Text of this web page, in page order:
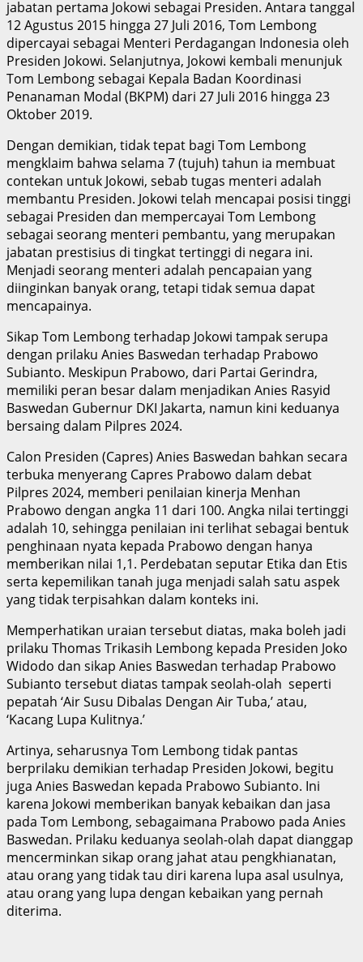
jabatan pertama Jokowi sebagai Presiden. Antara tanggal
12 Agustus 2015 hingga 27 Juli 2016, Tom Lembong
dipercayai sebagai Menteri Perdagangan Indonesia oleh
Presiden Jokowi. Selanjutnya, Jokowi kembali menunjuk
Tom Lembong sebagai Kepala Badan Koordinasi
Penanaman Modal (BKPM) dari 27 Juli 2016 hingga 23
Oktober 2019.
Dengan demikian, tidak tepat bagi Tom Lembong
mengklaim bahwa selama 7 (tujuh) tahun ia membuat
contekan untuk Jokowi, sebab tugas menteri adalah
membantu Presiden. Jokowi telah mencapai posisi tinggi
sebagai Presiden dan mempercayai Tom Lembong
sebagai seorang menteri pembantu, yang merupakan
jabatan prestisius di tingkat tertinggi di negara ini.
Menjadi seorang menteri adalah pencapaian yang
diinginkan banyak orang, tetapi tidak semua dapat
mencapainya.
Sikap Tom Lembong terhadap Jokowi tampak serupa
dengan prilaku Anies Baswedan terhadap Prabowo
Subianto. Meskipun Prabowo, dari Partai Gerindra,
memiliki peran besar dalam menjadikan Anies Rasyid
Baswedan Gubernur DKI Jakarta, namun kini keduanya
bersaing dalam Pilpres 2024.
Calon Presiden (Capres) Anies Baswedan bahkan secara
terbuka menyerang Capres Prabowo dalam debat
Pilpres 2024, memberi penilaian kinerja Menhan
Prabowo dengan angka 11 dari 100. Angka nilai tertinggi
adalah 10, sehingga penilaian ini terlihat sebagai bentuk
penghinaan nyata kepada Prabowo dengan hanya
memberikan nilai 1,1. Perdebatan seputar Etika dan Etis
serta kepemilikan tanah juga menjadi salah satu aspek
yang tidak terpisahkan dalam konteks ini.
Memperhatikan uraian tersebut diatas, maka boleh jadi
prilaku Thomas Trikasih Lembong kepada Presiden Joko
Widodo dan sikap Anies Baswedan terhadap Prabowo
Subianto tersebut diatas tampak seolah-olah seperti
pepatah ‘Air Susu Dibalas Dengan Air Tuba,’ atau,
‘Kacang Lupa Kulitnya.’
Artinya, seharusnya Tom Lembong tidak pantas
berprilaku demikian terhadap Presiden Jokowi, begitu
juga Anies Baswedan kepada Prabowo Subianto. Ini
karena Jokowi memberikan banyak kebaikan dan jasa
pada Tom Lembong, sebagaimana Prabowo pada Anies
Baswedan. Prilaku keduanya seolah-olah dapat dianggap
mencerminkan sikap orang jahat atau pengkhianatan,
atau orang yang tidak tau diri karena lupa asal usulnya,
atau orang yang lupa dengan kebaikan yang pernah
diterima.